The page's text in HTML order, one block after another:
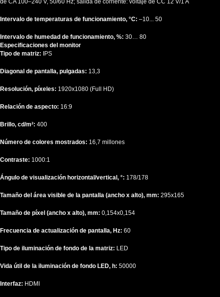
de CA 100–240 V, 50/60 Hz; salida de corriente: voltaje de CC 12 V/1 A
Intervalo de temperaturas de funcionamiento, °C: –10... 50
Intervalo de humedad de funcionamiento, %: 30… 80
Especificaciones del monitor
Tipo de matriz:
IPS
Diagonal de pantalla, pulgadas: 13,3
Resolución, píxeles: 1920x1080 (Full HD)
Relación de aspecto: 16:9
Brillo, cd/m²: 400
Número de colores mostrados: 16,7 millones
Contraste: 1000:1
Ángulo de visualización horizontal/vertical, °: 178/178
Tamaño del área visible de la pantalla (ancho x alto), mm: 295x165
Tamaño de píxel (ancho x alto), mm: 0,154x0,154
Frecuencia de actualización de pantalla, Hz: 60
Tipo de iluminación de fondo de la matriz: LED
Vida útil de la iluminación de fondo LED, h: 50000
Interfaz: HDMI